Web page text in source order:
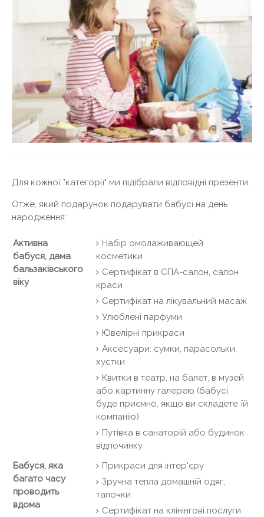
Для кожної "категорії" ми підібрали відповідні презенти.
Отже, який подарунок подарувати бабусі на день
народження:
Активна
бабуся, дама
бальзаківського
віку
Набір омолаживающей
косметики
Сертифікат в СПА-салон, салон
краси
Сертифікат на лікувальний масаж
Улюблені парфуми
Ювелірні прикраси
Аксесуари: сумки, парасольки,
хустки
Квитки в театр, на балет, в музей
або картинну галерею (бабусі
буде приємно, якщо ви складете їй
компанію)
Путівка в санаторій або будинок
відпочинку
Бабуся, яка
багато часу
проводить
вдома
Прикраси для інтер'єру
Зручна тепла домашній одяг,
тапочки
Сертифікат на клінінгові послуги